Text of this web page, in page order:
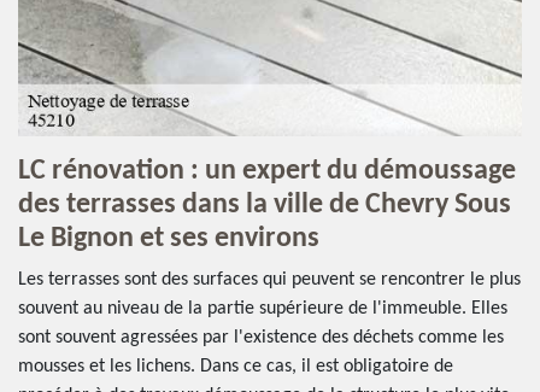
LC rénovation : un expert du démoussage
des terrasses dans la ville de Chevry Sous
Le Bignon et ses environs
Les terrasses sont des surfaces qui peuvent se rencontrer le plus
souvent au niveau de la partie supérieure de l'immeuble. Elles
sont souvent agressées par l'existence des déchets comme les
mousses et les lichens. Dans ce cas, il est obligatoire de